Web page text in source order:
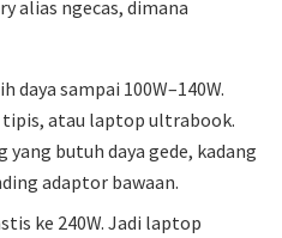
alias ngecas, dimana
daya sampai 100W–140W.
tipis, atau laptop ultrabook.
butuh daya gede, kadang
adaptor bawaan.
ke 240W. Jadi laptop